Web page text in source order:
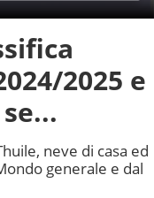
2025 e
neve di casa ed
generale e dal